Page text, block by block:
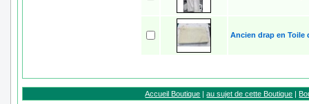
Ancien drap en Toile
Accueil Boutique |au sujet de cette Boutique |